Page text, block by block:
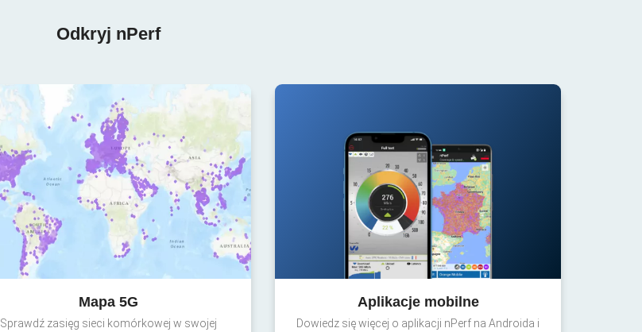
Odkryj nPerf
Mapa 5G
Sprawdź zasięg sieci komórkowej w swojej
Aplikacje mobilne
Dowiedz się więcej o aplikacji nPerf na Androida i